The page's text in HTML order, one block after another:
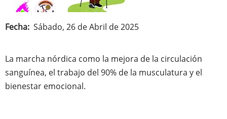
Fecha Sábado, 26 de Abril de 2025
La marcha nórdica como la mejora de la circulación
sanguínea, el trabajo del 90% de la musculatura y el
bienestar emocional.